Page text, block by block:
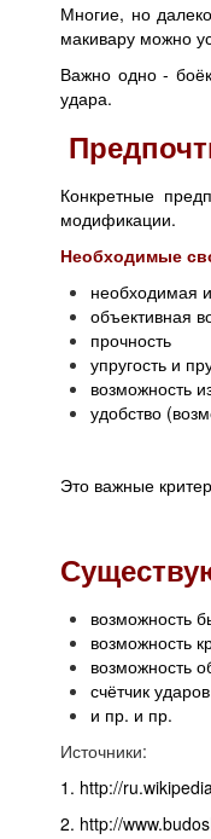
Многие, но
макивару можно
Важно одно -
удара.
Конкретные
модификации.
Необходимые
необходимая
объективная
прочность
упругость и
возможность
удобство
Это важные
возможность
возможность
возможность
счётчик
и пр. и пр.
Источники:
1. http://
2. http://